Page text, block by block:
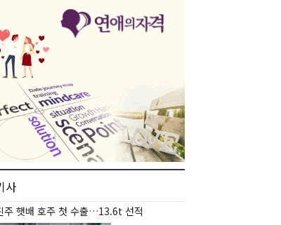
사
주 햇배 호주 첫 수출…13.6t 선적